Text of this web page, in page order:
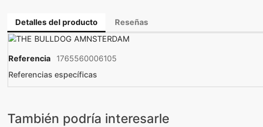
Detalles del producto Reseñas
Referencia
1765560006105
Referencias específicas
También podría interesarle